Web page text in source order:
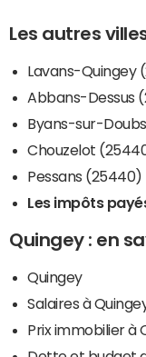
Les autres
Lavans-Quingey
Abbans-Dessus
Byans-sur-
Chouzelot
Pessans (25440)
Les impôts
Quingey : en
Quingey
Salaires à
Prix immobilier à